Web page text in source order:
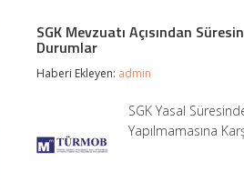
SGK Mevzuatı Açısından
Durumlar
Haberi Ekleyen: admin
SGK Yasal
Yapılmamasına